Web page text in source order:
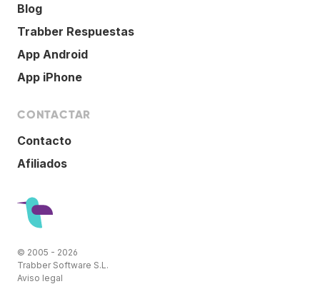
Blog
Trabber Respuestas
App Android
App iPhone
CONTACTAR
Contacto
Afiliados
© 2005 - 2026
Trabber Software S.L.
Aviso legal